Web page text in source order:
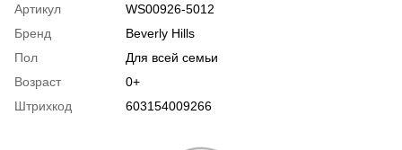
Артикул
WS00926-5012
Бренд
Beverly Hills
Пол
Для всей семьи
Возраст
0+
Штрихкод
603154009266